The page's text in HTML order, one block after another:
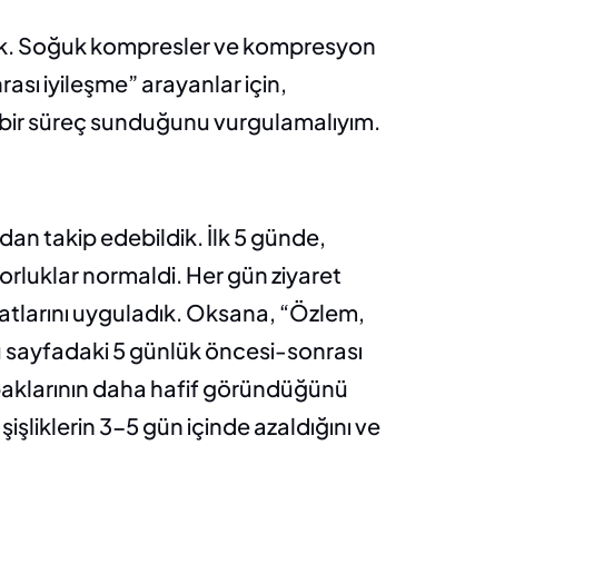
Soğuk kompresler ve kompresyon
iyileşme” arayanlar için,
süreç sunduğunu vurgulamalıyım.
takip edebildik. İlk 5 günde,
normaldi. Her gün ziyaret
uyguladık. Oksana, “Özlem,
5 günlük öncesi-sonrası
daha hafif göründüğünü
3-5 gün içinde azaldığını ve